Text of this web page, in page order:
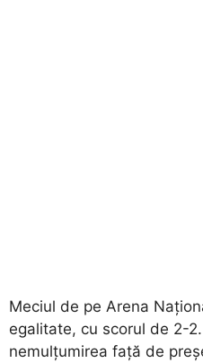
Meciul de pe Arena
egalitate, cu scorul de 2-
nemulțumirea față de